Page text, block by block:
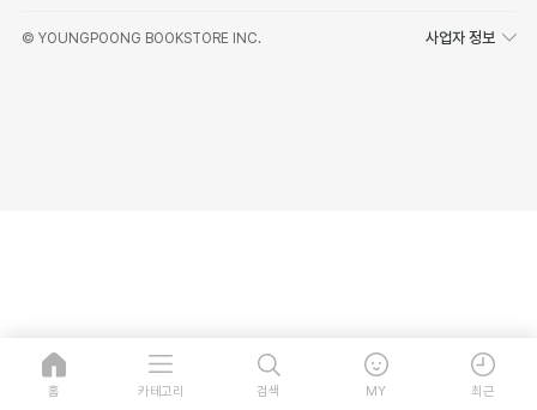
© YOUNGPOONG BOOKSTORE INC. 사업자 정보
홈 카테고리 검색 MY 최근